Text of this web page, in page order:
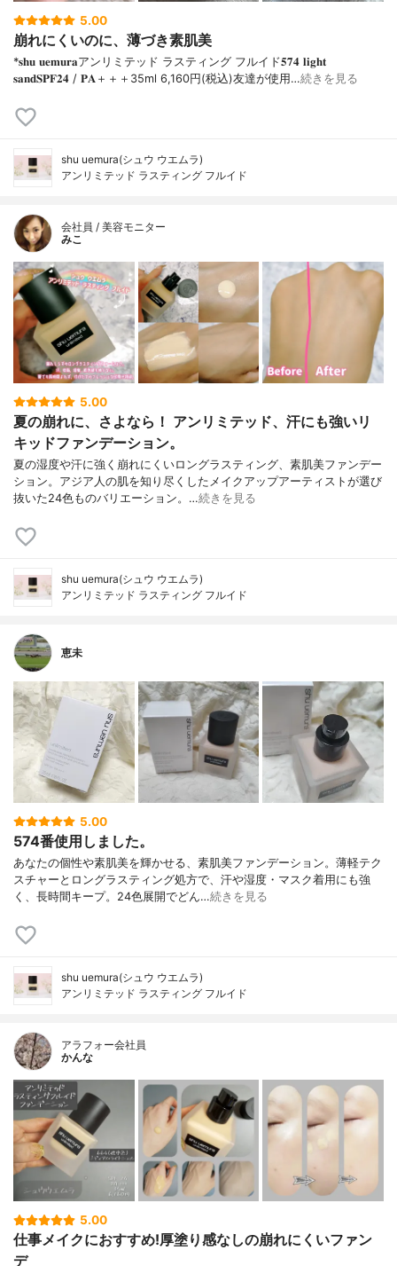
5.00
崩れにくいのに、薄づき素肌美
*𝐬𝐡𝐮 𝐮𝐞𝐦𝐮𝐫𝐚アンリミテッド ラスティング フルイド𝟓𝟕𝟒 𝐥𝐢𝐠𝐡𝐭
𝐬𝐚𝐧𝐝𝐒𝐏𝐅𝟐𝟒 / 𝐏𝐀＋＋＋⁡35ml 6,160円(税込)⁡友達が使用…続きを見る
shu uemura(シュウ ウエムラ)
アンリミテッド ラスティング フルイド
会社員 / 美容モニター
みこ
5.00
夏の崩れに、さよなら！ アンリミテッド、汗にも強いリ
キッドファンデーション。
夏の湿度や汗に強く崩れにくいロングラスティング、素肌美ファンデー
ション。アジア人の肌を知り尽くしたメイクアップアーティストが選び
抜いた24色ものバリエーション。…続きを見る
shu uemura(シュウ ウエムラ)
アンリミテッド ラスティング フルイド
恵未
5.00
574番使用しました。
あなたの個性や素肌美を輝かせる、素肌美ファンデーション。薄軽テク
スチャーとロングラスティング処方で、汗や湿度・マスク着用にも強
く、長時間キープ。24色展開でどん…続きを見る
shu uemura(シュウ ウエムラ)
アンリミテッド ラスティング フルイド
アラフォー会社員
かんな
5.00
仕事メイクにおすすめ!厚塗り感なしの崩れにくいファン
デ